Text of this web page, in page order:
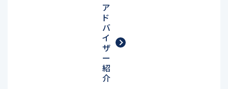
ア
ド
バ
イ
ザ
ー
紹
介